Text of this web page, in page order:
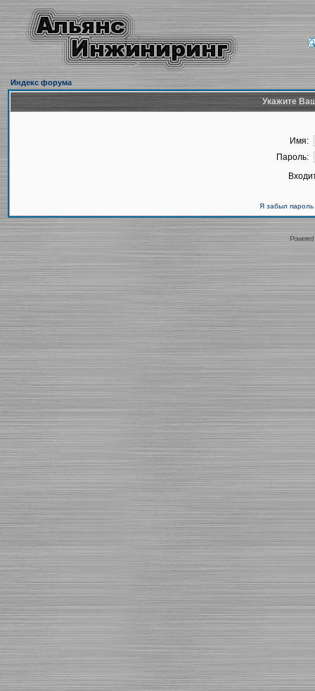
Индекс форума
Укажите
Имя:
Пароль:
Я забыл пароль